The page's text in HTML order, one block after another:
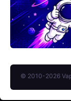
© 2010-2026